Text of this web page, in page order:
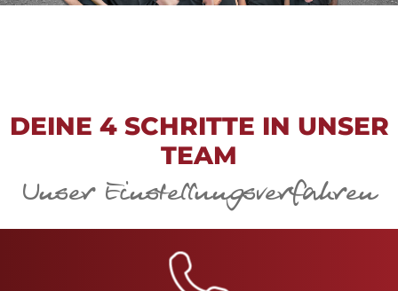
DEINE 4 SCHRITTE IN UNSER
TEAM
Unser Einstellungsverfahren